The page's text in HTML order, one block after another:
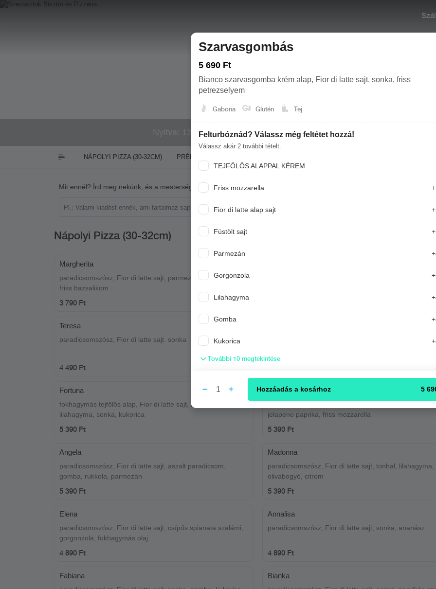
Nyitva: 12:00-21:00 Rendelés: 12:00-21:00 +36 30 458 7259
NÁPOLYI PIZZA (30-32CM) PRÉMIUM NÁPOLYI PIZZÁK (30-32 CM)
Mit ennél? Írd meg nekünk, és a mesterséges intelligencia ajánl ennek megfelelően.
Nápolyi Pizza (30-32cm)
Margherita
paradicsomszósz, Fior di latte sajt, parmezán, oliva olaj,
friss bazsalikom
3 790 Ft
Teresa
paradicsomszósz, Fior di latte sajt. sonka
4 490 Ft
Fortuna
fokhagymás tejfölös alap, Fior di latte sajt, bacon,
lilahagyma, sonka, kukorica
5 390 Ft
Rosetta
jelapeno paprika, friss mozzarella
5 390 Ft
Angela
paradicsomszósz, Fior di latte sajt, aszalt paradicsom,
gomba, rukkola, parmezán
5 390 Ft
Madonna
paradicsomszósz, Fior di latte sajt, tonhal, lilahagyma,
olivabogyó, citrom
5 390 Ft
Elena
paradicsomszósz, Fior di latte sajt, csípős spianata szalámi,
gorgonzola, fokhagymás olaj
4 890 Ft
Annalisa
paradicsomszósz, Fior di latte sajt, sonka, ananász
4 890 Ft
Fabiana Bianka
Szarvasgombás
5 690 Ft
Bianco szarvasgomba krém alap, Fior di latte sajt. sonka, friss
petrezselyem
Gabona Glutén Tej
Felturbóznád? Válassz még feltétet hozzá!
Válassz akár 2 további tételt.
TEJFÖLÖS ALAPPAL KÉREM
Friss mozzarella
Fior di latte alap sajt
Füstölt sajt
Parmezán
Gorgonzola
Lilahagyma
Gomba
Kukorica
További 10 megtekintése
1 Hozzáadás a kosárhoz 5